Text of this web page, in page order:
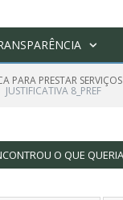
PARA PRESTAR
JUSTIFICATIVA 8_PREF
O QUE